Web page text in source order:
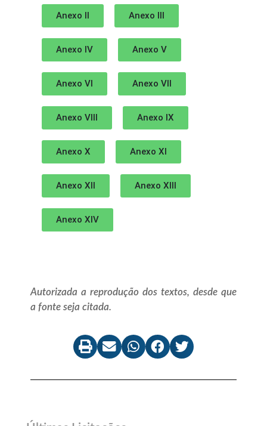
Anexo II Anexo III
Anexo IV Anexo V
Anexo VI Anexo VII
Anexo VIII Anexo IX
Anexo X Anexo XI
Anexo XII Anexo XIII
Anexo XIV
Autorizada a reprodução dos textos, desde que
a fonte seja citada.